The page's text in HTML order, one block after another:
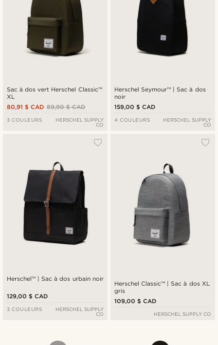
Sac à dos vert Herschel Classic™
XL
89,90 $ CAD
80,91 $ CAD
3 COULEURS
HERSCHEL SUPPLY
CO
Herschel Seymour™ | Sac à dos
noir
159,00 $ CAD
4 COULEURS
HERSCHEL SUPPLY
CO
Herschel™ | Sac à dos urbain noir
129,00 $ CAD
3 COULEURS
HERSCHEL SUPPLY
CO
Herschel Classic™ | Sac à dos XL
gris
109,00 $ CAD
HERSCHEL SUPPLY CO